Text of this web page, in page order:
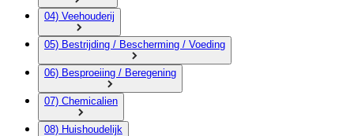
04) Veehouderij
05) Bestrijding / Bescherming / Voeding
06) Besproeiing / Beregening
07) Chemicalien
08) Huishoudelijk